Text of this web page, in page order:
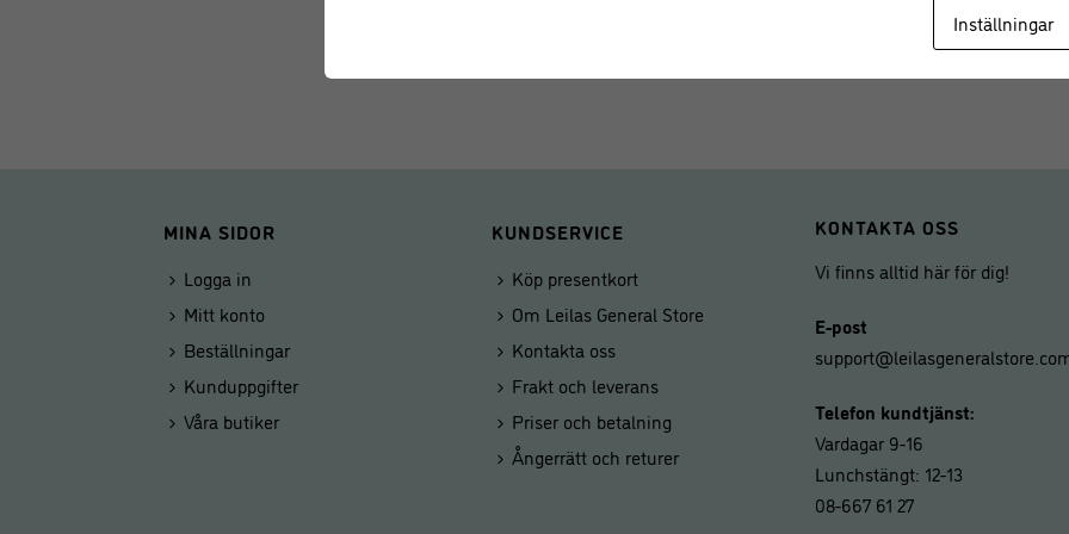
MINA SIDOR
Logga in
Mitt konto
Beställningar
Kunduppgifter
Våra butiker
KUNDSERVICE
Köp presentkort
Om Leilas General Store
Kontakta oss
Frakt och leverans
Priser och betalning
Ångerrätt och returer
KONTAKTA OSS
Vi finns alltid här för dig!
E-post
Telefon kundtjänst:
Vardagar 9-16
Lunchstängt: 12-13
08-667 61 27
Inställningar